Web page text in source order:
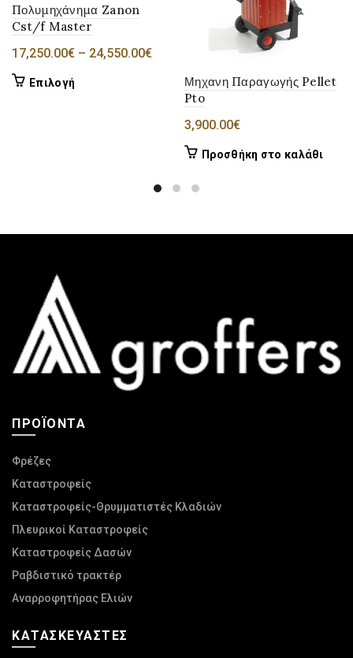
Πολυμηχάνημα Zanon
Cst/f Master
17,250.00€ – 24,550.00€Price
17,250.00€
through
24,550.00€
Επιλογή
παραλλαγές.
επιλογές
στη
σελίδα
του
προϊόντος
Μηχανη Παραγωγής Pellet
Pto
3,900.00€
Προσθήκη στο καλάθι
ΠΡΟΪΌΝΤΑ
Φρέζες
Καταστροφείς
Καταστροφείς-Θρυμματιστές Κλαδιών
Πλευρικοί Καταστροφείς
Καταστροφείς Δασών
Ραβδιστικό τρακτέρ
Αναρροφητήρας Ελιών
ΚΑΤΑΣΚΕΥΑΣΤΈΣ